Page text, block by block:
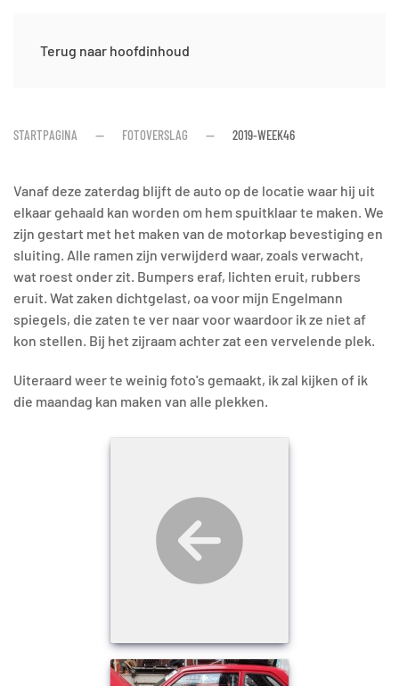
Terug naar hoofdinhoud
STARTPAGINA FOTOVERSLAG 2019-WEEK46
Vanaf deze zaterdag blijft de auto op de locatie waar hij uit
elkaar gehaald kan worden om hem spuitklaar te maken. We
zijn gestart met het maken van de motorkap bevestiging en
sluiting. Alle ramen zijn verwijderd waar, zoals verwacht,
wat roest onder zit. Bumpers eraf, lichten eruit, rubbers
eruit. Wat zaken dichtgelast, oa voor mijn Engelmann
spiegels, die zaten te ver naar voor waardoor ik ze niet af
kon stellen. Bij het zijraam achter zat een vervelende plek.
Uiteraard weer te weinig foto's gemaakt, ik zal kijken of ik
die maandag kan maken van alle plekken.